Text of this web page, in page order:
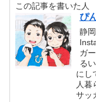
この記事を書いた人
ぴ
静
ガ
る
にし
人暮
サッ